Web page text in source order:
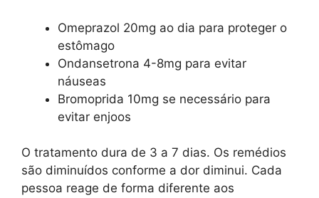
Omeprazol 20mg ao dia para proteger o
estômago
Ondansetrona 4-8mg para evitar
náuseas
Bromoprida 10mg se necessário para
evitar enjoos
O tratamento dura de 3 a 7 dias. Os remédios
são diminuídos conforme a dor diminui. Cada
pessoa reage de forma diferente aos